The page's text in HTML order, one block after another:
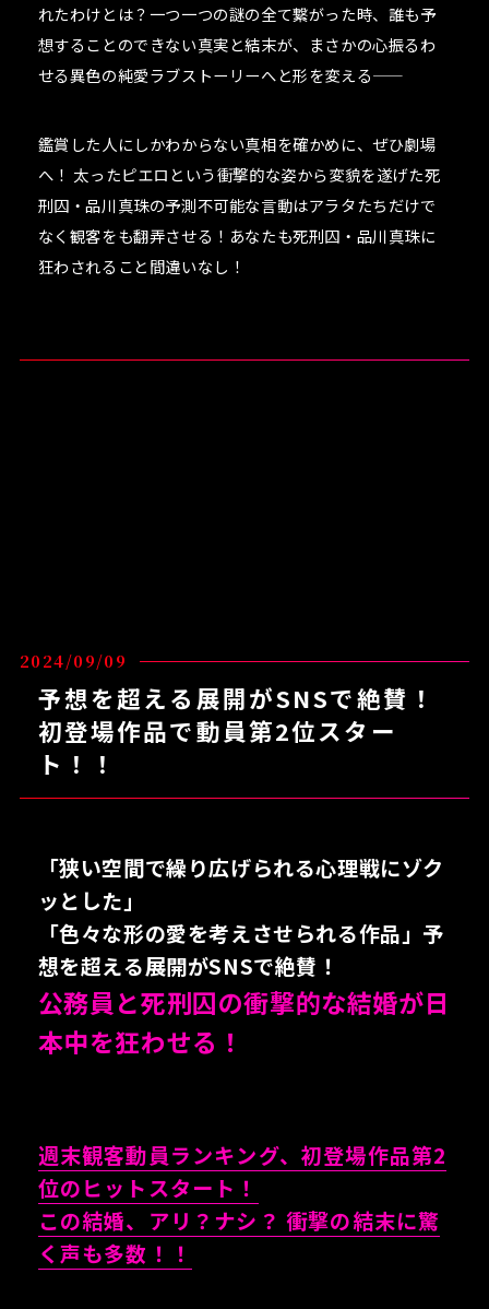
れたわけとは？一つ一つの謎の全て繋がった時、誰も予
想することのできない真実と結末が、まさかの心振るわ
せる異色の純愛ラブストーリーへと形を変える――
鑑賞した人にしかわからない真相を確かめに、ぜひ劇場
へ！ 太ったピエロという衝撃的な姿から変貌を遂げた死
刑囚・品川真珠の予測不可能な言動はアラタたちだけで
なく観客をも翻弄させる！あなたも死刑囚・品川真珠に
狂わされること間違いなし！
2024/09/09
予想を超える展開がSNSで絶賛！
初登場作品で動員第2位スター
ト！！
「狭い空間で繰り広げられる心理戦にゾク
ッとした」
「色々な形の愛を考えさせられる作品」予
想を超える展開がSNSで絶賛！
公務員と死刑囚の衝撃的な結婚が日
本中を狂わせる！
週末観客動員ランキング、初登場作品第2
位のヒットスタート！
この結婚、アリ？ナシ？ 衝撃の結末に驚
く声も多数！！